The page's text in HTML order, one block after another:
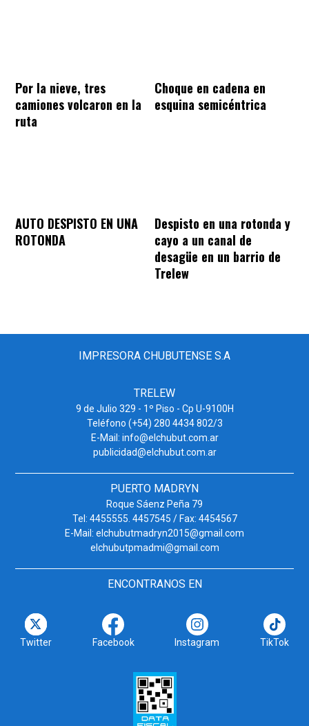
Por la nieve, tres
camiones volcaron en la
ruta
Choque en cadena en
esquina semicéntrica
AUTO DESPISTO EN UNA
ROTONDA
Despisto en una rotonda y
cayo a un canal de
desagüe en un barrio de
Trelew
IMPRESORA CHUBUTENSE S.A
TRELEW
9 de Julio 329 - 1º Piso - Cp U-9100H
Teléfono (+54) 280 4434 802/3
E-Mail: info@elchubut.com.ar
publicidad@elchubut.com.ar
PUERTO MADRYN
Roque Sáenz Peña 79
Tel: 4455555. 4457545 / Fax: 4454567
E-Mail: elchubutmadryn2015@gmail.com
elchubutpmadmi@gmail.com
ENCONTRANOS EN
Twitter Facebook Instagram TikTok